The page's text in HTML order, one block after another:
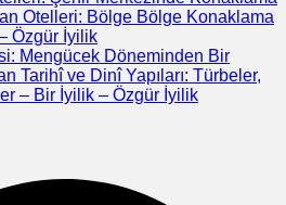
Otelleri: Bölge Bölge Konaklama
Özgür İyilik
Mengücek Döneminden Bir
Tarihî ve Dinî Yapıları: Türbeler,
– Bir İyilik – Özgür İyilik